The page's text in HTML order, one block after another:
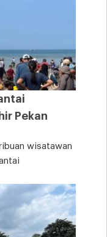
Pekan
wisatawan